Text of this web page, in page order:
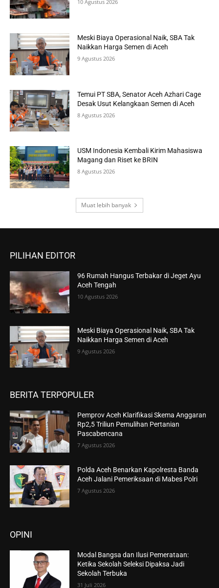
10 Agustus 2026
Meski Biaya Operasional Naik, SBA Tak
Naikkan Harga Semen di Aceh
9 Agustus 2026
Temui PT SBA, Senator Aceh Azhari Cage
Desak Usut Kelangkaan Semen di Aceh
8 Agustus 2026
USM Indonesia Kembali Kirim Mahasiswa
Magang dan Riset ke BRIN
8 Agustus 2026
Muat lebih banyak
PILIHAN EDITOR
96 Rumah Hangus Terbakar di Jeget Ayu
Aceh Tengah
10 Agustus 2026
Meski Biaya Operasional Naik, SBA Tak
Naikkan Harga Semen di Aceh
9 Agustus 2026
BERITA TERPOPULER
Pemprov Aceh Klarifikasi Skema Anggaran
Rp2,5 Triliun Pemulihan Pertanian
Pascabencana
7 Agustus 2026
Polda Aceh Benarkan Kapolresta Banda
Aceh Jalani Pemeriksaan di Mabes Polri
7 Agustus 2026
OPINI
Modal Bangsa dan Ilusi Pemerataan:
Ketika Sekolah Seleksi Dipaksa Jadi
Sekolah Terbuka
31 Juli 2026